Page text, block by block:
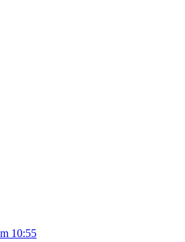
10:55